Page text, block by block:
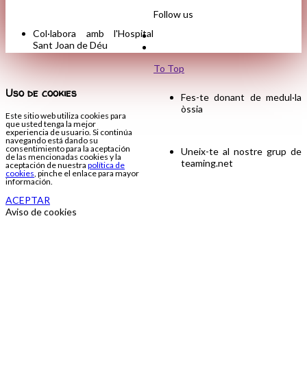
Col·labora amb l'Hospital
Sant Joan de Déu
Fes-te donant de medul·la
òssia
Uneix-te al nostre grup de
teaming.net
Follow us
To Top
Uso de cookies
Este sitio web utiliza cookies para
que usted tenga la mejor
experiencia de usuario. Si continúa
navegando está dando su
consentimiento para la aceptación
de las mencionadas cookies y la
aceptación de nuestra política de
cookies, pinche el enlace para mayor
información.
ACEPTAR
Aviso de cookies